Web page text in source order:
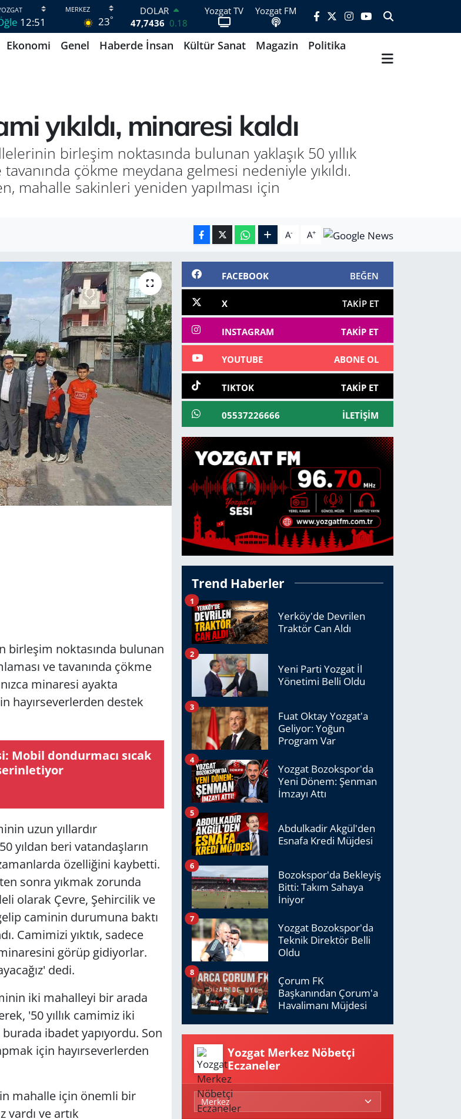
12:51 23°
DOLAR
47,7436 0.18
EURO
55,2510 0.32
13.779 -14
BITCOIN
64.840,97
-0.15
Yozgat TV Yozgat FM
Ekonomi Genel Haberde İnsan Kültür Sanat Magazin
Politika
yıkıldı, minaresi kaldı
birleşim noktasında bulunan yaklaşık 50 yıllık
çökme meydana gelmesi nedeniyle yıkıldı.
mahalle sakinleri yeniden yapılması için
A- A+
birleşim noktasında bulunan
ve tavanında çökme
minaresi ayakta
hayırseverlerden destek
Mobil dondurmacı sıcak
uzun yıllardır
yıldan beri vatandaşların
özelliğini kaybetti.
sonra yıkmak zorunda
olarak Çevre, Şehircilik ve
caminin durumuna baktı
Camimizi yıktık, sadece
görüp gidiyorlar.
dedi.
iki mahalleyi bir arada
'50 yıllık camimiz iki
ibadet yapıyordu. Son
için hayırseverlerden
mahalle için önemli bir
ve artık
FACEBOOK BEĞEN
X TAKIP ET
INSTAGRAM TAKIP ET
YOUTUBE ABONE OL
TIKTOK TAKIP ET
05537226666 İLETIŞIM
Trend Haberler
Yerköy'de Devrilen
Traktör Can Aldı
1
Yeni Parti Yozgat İl
Yönetimi Belli Oldu
2
Fuat Oktay Yozgat'a
Geliyor: Yoğun
Program Var
3
Yozgat Bozokspor'da
Yeni Dönem: Şenman
İmzayı Attı
4
Abdulkadir Akgül'den
Esnafa Kredi Müjdesi
5
Bozokspor'da Bekleyiş
Bitti: Takım Sahaya
İniyor
6
Yozgat Bozokspor'da
Teknik Direktör Belli
Oldu
7
Çorum FK
Başkanından Çorum'a
Havalimanı Müjdesi
8
Yozgat Merkez Nöbetçi
Eczaneler